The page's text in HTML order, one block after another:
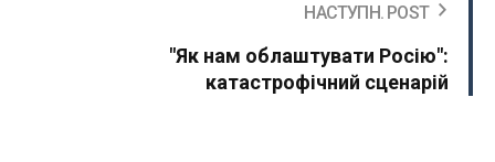
НАСТУПН. POST
"Як нам облаштувати Росію":
катастрофічний сценарій